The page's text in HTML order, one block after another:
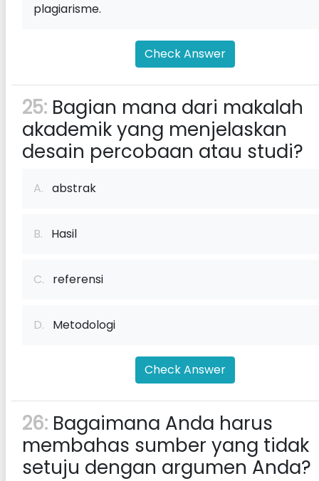
plagiarisme.
Check Answer
25: Bagian mana dari makalah
akademik yang menjelaskan
desain percobaan atau studi?
A. abstrak
B. Hasil
C. referensi
D. Metodologi
Check Answer
26: Bagaimana Anda harus
membahas sumber yang tidak
setuju dengan argumen Anda?